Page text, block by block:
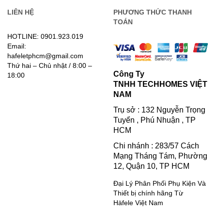
LIÊN HỆ
HOTLINE: 0901.923.019
Email:
hafeletphcm@gmail.com
Thứ hai – Chủ nhật / 8:00 –
18:00
PHƯƠNG THỨC THANH
TOÁN
Công Ty
TNHH TECHHOMES VIỆT
NAM
Trụ sở : 132 Nguyễn Trọng
Tuyển , Phú Nhuận , TP
HCM
Chi nhánh : 283/57 Cách
Mạng Tháng Tám, Phường
12, Quận 10, TP HCM
Đại Lý Phân Phối Phụ Kiện Và
Thiết bị chính hãng Từ
Häfele Việt Nam